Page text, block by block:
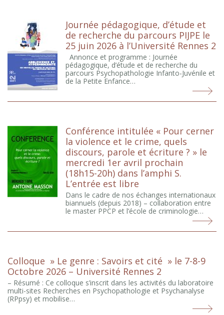
Journée pédagogique, d’étude et
de recherche du parcours PIJPE le
25 juin 2026 à l’Université Rennes 2
Annonce et programme : Journée
pédagogique, d’étude et de recherche du
parcours Psychopathologie Infanto-Juvénile et
de la Petite Enfance…
Conférence intitulée « Pour cerner
la violence et le crime, quels
discours, parole et écriture ? » le
mercredi 1er avril prochain
(18h15-20h) dans l’amphi S.
L’entrée est libre
Dans le cadre de nos échanges internationaux
biannuels (depuis 2018) – collaboration entre
le master PPCP et l’école de criminologie…
Colloque » Le genre : Savoirs et cité » le 7-8-9
Octobre 2026 – Université Rennes 2
– Résumé : Ce colloque s’inscrit dans les activités du laboratoire
multi-sites Recherches en Psychopathologie et Psychanalyse
(RPpsy) et mobilise…